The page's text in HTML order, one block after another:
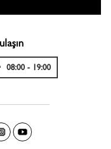
08:00 - 19:00